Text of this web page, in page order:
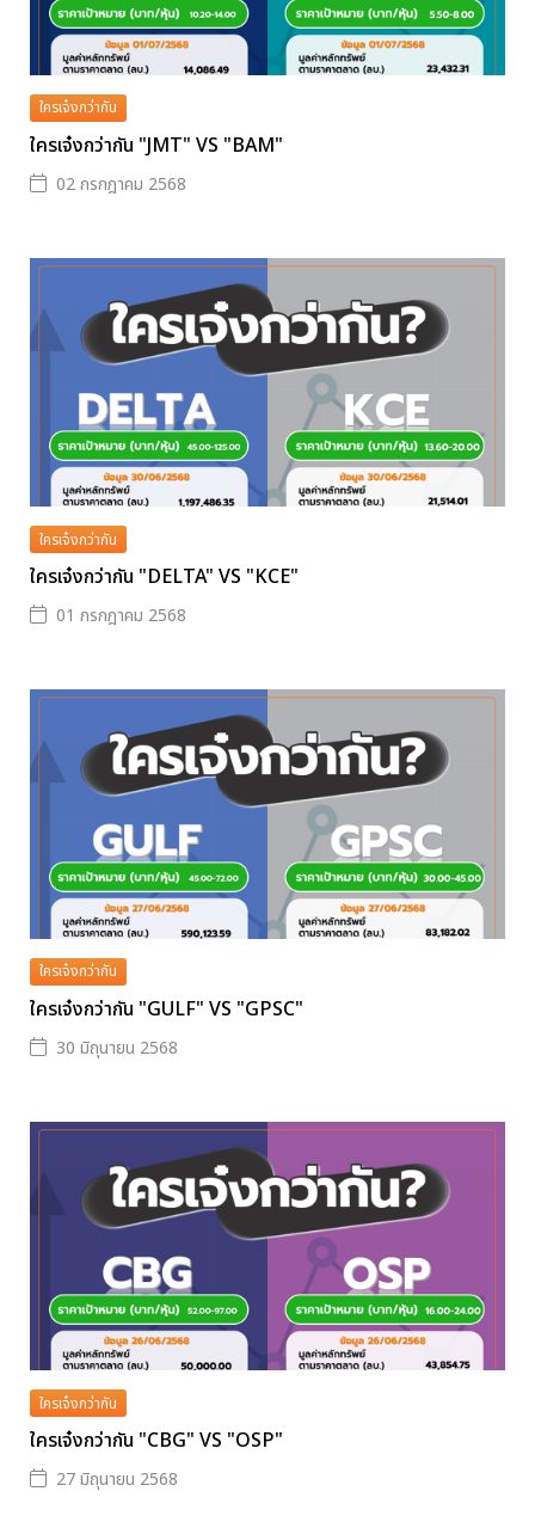
ใครเจ๋งกว่ากัน
ใครเจ๋งกว่ากัน "JMT" VS "BAM"
02 กรกฎาคม 2568
ใครเจ๋งกว่ากัน
ใครเจ๋งกว่ากัน "DELTA" VS "KCE"
01 กรกฎาคม 2568
ใครเจ๋งกว่ากัน
ใครเจ๋งกว่ากัน "GULF" VS "GPSC"
30 มิถุนายน 2568
ใครเจ๋งกว่ากัน
ใครเจ๋งกว่ากัน "CBG" VS "OSP"
27 มิถุนายน 2568